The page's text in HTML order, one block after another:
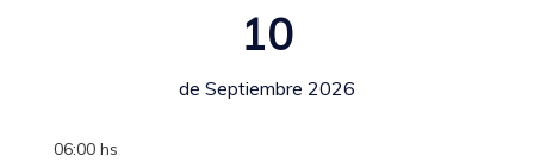
10
de Septiembre 2026
06:00 hs